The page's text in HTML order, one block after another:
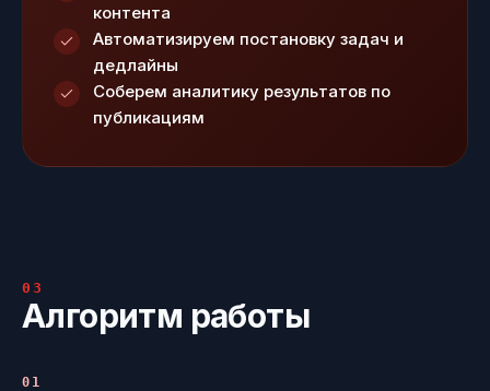
контента
Автоматизируем постановку задач и
дедлайны
Соберем аналитику результатов по
публикациям
03
Алгоритм работы
01